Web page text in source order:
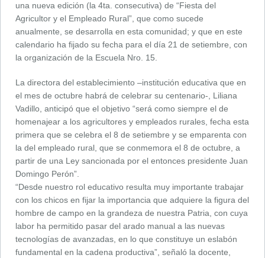
una nueva edición (la 4ta. consecutiva) de “Fiesta del
Agricultor y el Empleado Rural”, que como sucede
anualmente, se desarrolla en esta comunidad; y que en este
calendario ha fijado su fecha para el día 21 de setiembre, con
la organización de la Escuela Nro. 15.
La directora del establecimiento –institución educativa que en
el mes de octubre habrá de celebrar su centenario-, Liliana
Vadillo, anticipó que el objetivo “será como siempre el de
homenajear a los agricultores y empleados rurales, fecha esta
primera que se celebra el 8 de setiembre y se emparenta con
la del empleado rural, que se conmemora el 8 de octubre, a
partir de una Ley sancionada por el entonces presidente Juan
Domingo Perón”.
“Desde nuestro rol educativo resulta muy importante trabajar
con los chicos en fijar la importancia que adquiere la figura del
hombre de campo en la grandeza de nuestra Patria, con cuya
labor ha permitido pasar del arado manual a las nuevas
tecnologías de avanzadas, en lo que constituye un eslabón
fundamental en la cadena productiva”, señaló la docente,